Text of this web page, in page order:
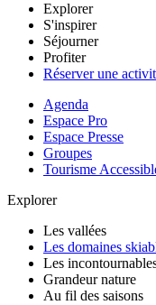
Explorer
S'inspirer
Séjourner
Profiter
Réserver une
Agenda
Espace Pro
Espace Presse
Groupes
Tourisme
Explorer
Les vallées
Les domaines
Les
Grandeur nature
Au fil des saisons